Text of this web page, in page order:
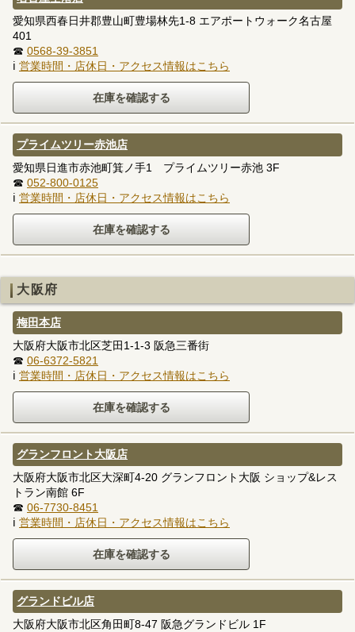
愛知県西春日井郡豊山町豊場林先1-8 エアポートウォーク名古屋
401
☎ 0568-39-3851
ℹ 営業時間・店休日・アクセス情報はこちら
プライムツリー赤池店
愛知県日進市赤池町箕ノ手1 プライムツリー赤池 3F
☎ 052-800-0125
ℹ 営業時間・店休日・アクセス情報はこちら
大阪府
梅田本店
大阪府大阪市北区芝田1-1-3 阪急三番街
☎ 06-6372-5821
ℹ 営業時間・店休日・アクセス情報はこちら
グランフロント大阪店
大阪府大阪市北区大深町4-20 グランフロント大阪 ショップ&レス
トラン南館 6F
☎ 06-7730-8451
ℹ 営業時間・店休日・アクセス情報はこちら
グランドビル店
大阪府大阪市北区角田町8-47 阪急グランドビル 1F